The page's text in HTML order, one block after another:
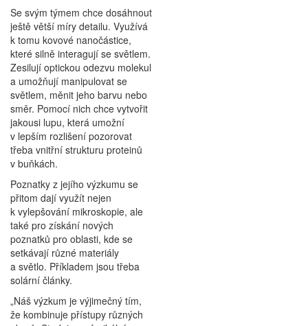
Se svým týmem chce dosáhnout
ještě větší míry detailu. Využívá
k tomu kovové nanočástice,
které silně interagují se světlem.
Zesilují optickou odezvu molekul
a umožňují manipulovat se
světlem, měnit jeho barvu nebo
směr. Pomocí nich chce vytvořit
jakousi lupu, která umožní
v lepším rozlišení pozorovat
třeba vnitřní strukturu proteinů
v buňkách.
Poznatky z jejího výzkumu se
přitom dají využít nejen
k vylepšování mikroskopie, ale
také pro získání nových
poznatků pro oblasti, kde se
setkávají různé materiály
a světlo. Příkladem jsou třeba
solární články.
„Náš výzkum je výjimečný tím,
že kombinuje přístupy různých